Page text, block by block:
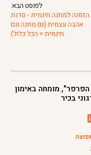
לפוסט הבא:
הזמנה למתנה חינמית - סדנת
אהבה עצמית (גם מתנה וגם
חינמית = הכל כלול)
מומחה באימון
בכיר